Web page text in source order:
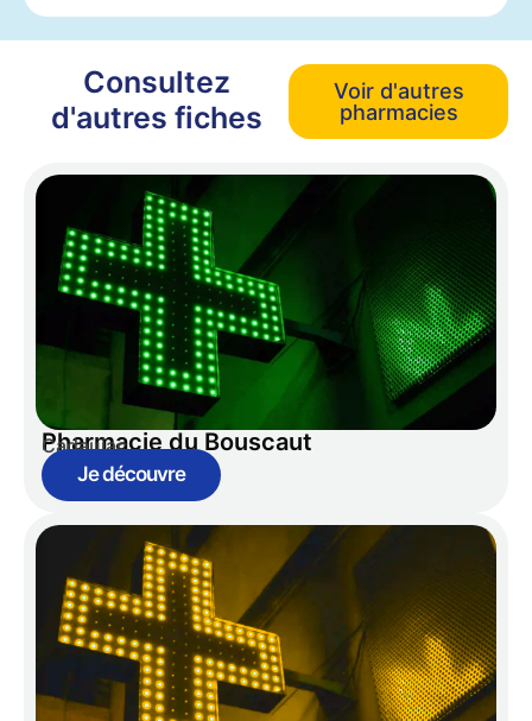
Consultez
d'autres fiches
Voir d'autres
pharmacies
Pharmacie du Bouscaut
Cadaujac
Je découvre